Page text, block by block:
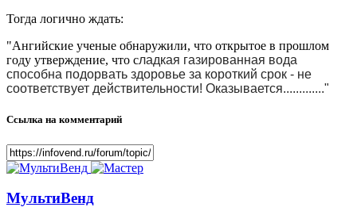
Тогда логично ждать:
"Ангийские ученые обнаружили, что открытое в прошлом
году утверждение, что сладкая газированная вода
способна подорвать здоровье за короткий срок - не
соответствует действительности! Оказывается............."
Ссылка на комментарий
МультиВенд